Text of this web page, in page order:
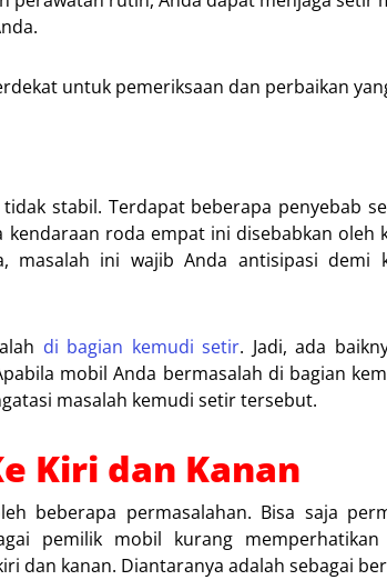
untuk pemeriksaan dan perbaikan
stabil. Terdapat beberapa penyebab
roda empat ini disebabkan oleh
ini wajib Anda antisipasi demi
di bagian kemudi setir. Jadi, ada
mobil Anda bermasalah di bagian
masalah kemudi setir tersebut.
Kiri dan Kanan
beberapa permasalahan. Bisa saja
pemilik mobil kurang
dan kanan. Diantaranya adalah sebagai